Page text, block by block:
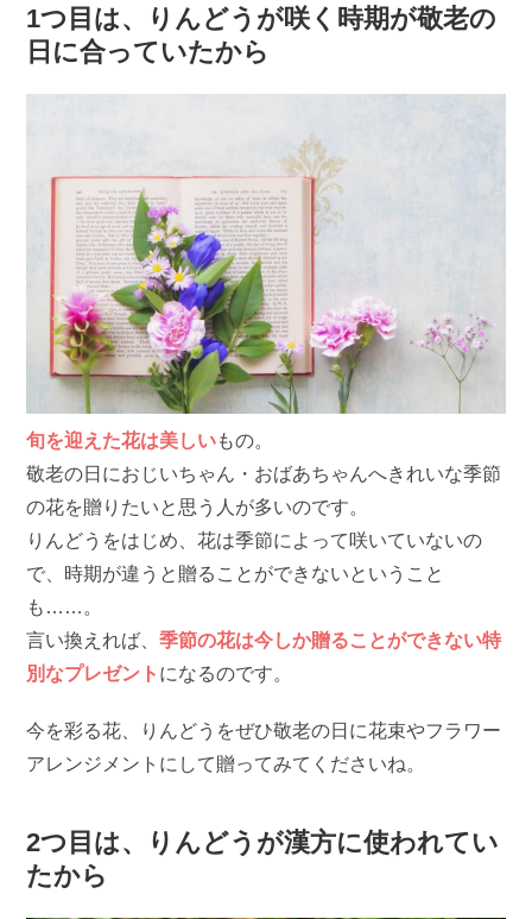
1つ目は、りんどうが咲く時期が敬老の
日に合っていたから
旬を迎えた花は美しいもの。
敬老の日におじいちゃん・おばあちゃんへきれいな季節
の花を贈りたいと思う人が多いのです。
りんどうをはじめ、花は季節によって咲いていないの
で、時期が違うと贈ることができないということ
も……。
言い換えれば、季節の花は今しか贈ることができない特
別なプレゼント になるのです。
今を彩る花、りんどうをぜひ敬老の日に花束やフラワー
アレンジメントにして贈ってみてくださいね。
2つ目は、りんどうが漢方に使われてい
たから